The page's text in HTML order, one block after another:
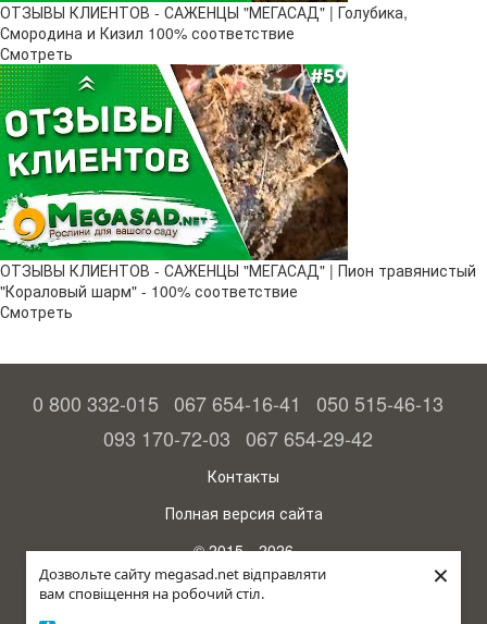
Дозвольте сайту megasad.net відправляти
вам сповіщення на робочий стіл.
×
ОТЗЫВЫ КЛИЕНТОВ - САЖЕНЦЫ "МЕГАСАД" | Голубика,
Смородина и Кизил 100% соответствие
Смотреть
ОТЗЫВЫ КЛИЕНТОВ - САЖЕНЦЫ "МЕГАСАД" | Пион травянистый
"Кораловый шарм" - 100% соответствие
Смотреть
0 800 332-015 067 654-16-41
050 515-46-13
093 170-72-03 067 654-29-42
Контакты
Полная версия сайта
© 2015—2026
Megasad - гарантия высокого урожая